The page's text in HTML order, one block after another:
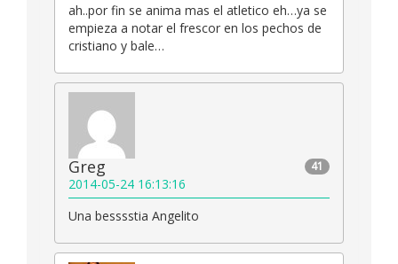
ah..por fin se anima mas el atletico eh…ya se
empieza a notar el frescor en los pechos de
cristiano y bale…
41
Greg
2014-05-24 16:13:16
Una besssstia Angelito